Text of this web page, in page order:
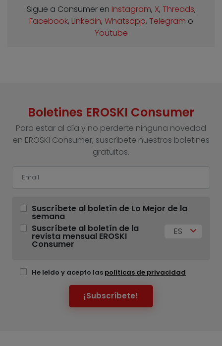
Sigue a Consumer en Instagram, X, Threads,
Facebook, Linkedin, Whatsapp, Telegram o
Youtube
Boletines EROSKI Consumer
Para estar al día y no perderte ninguna novedad
en EROSKI Consumer, suscríbete nuestros boletines
gratuitos.
Suscríbete al boletín de Lo Mejor de la
semana
Suscríbete al boletín de la
revista mensual EROSKI
Consumer
ES
He leído y acepto las políticas de privacidad
¡Subscríbete!